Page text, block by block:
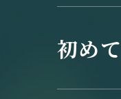
初め